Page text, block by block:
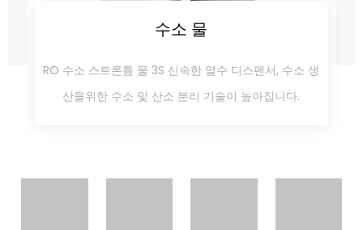
수소 물
RO 수소 스트론튬 물 3S 신속한 열수 디스펜서, 수소 생
산을위한 수소 및 산소 분리 기술이 높아집니다.